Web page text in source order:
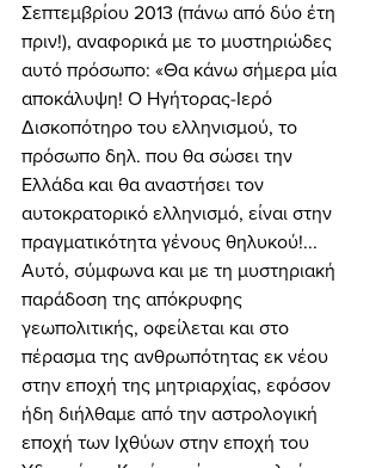
Σεπτεμβρίου 2013 (πάνω από δύο έτη
πριν!), αναφορικά με το μυστηριώδες
αυτό πρόσωπο: «Θα κάνω σήμερα μία
αποκάλυψη! Ο Ηγήτορας-Ιερό
Δισκοπότηρο του ελληνισμού, το
πρόσωπο δηλ. που θα σώσει την
Ελλάδα και θα αναστήσει τον
αυτοκρατορικό ελληνισμό, είναι στην
πραγματικότητα γένους θηλυκού!...
Αυτό, σύμφωνα και με τη μυστηριακή
παράδοση της απόκρυφης
γεωπολιτικής, οφείλεται και στο
πέρασμα της ανθρωπότητας εκ νέου
στην εποχή της μητριαρχίας, εφόσον
ήδη διήλθαμε από την αστρολογική
εποχή των Ιχθύων στην εποχή του